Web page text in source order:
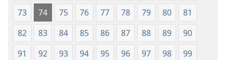
73
74 75 76 77 78 79 80
81
82
83 84 85 86 87 88 89
90
91
92 93 94 95 96 97 98
99